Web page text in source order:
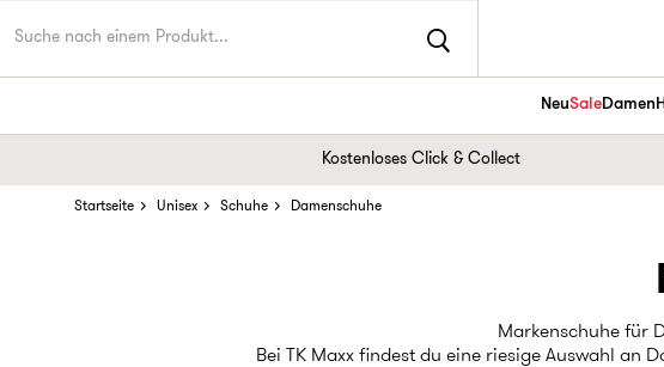
NeuSaleDamen
Kostenloses Click & Collect
Startseite Unisex Schuhe Damenschuhe
Markenschuhe für
Bei TK Maxx findest du eine riesige Auswahl an